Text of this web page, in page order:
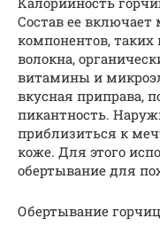
Состав ее
компонентов,
волокна,
витамины и
вкусная приправа,
пикантность.
приблизиться к
коже. Для этого
обертывание для
Обертывание